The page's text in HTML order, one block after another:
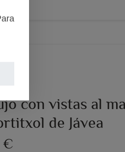
con vistas al
de Jávea
€